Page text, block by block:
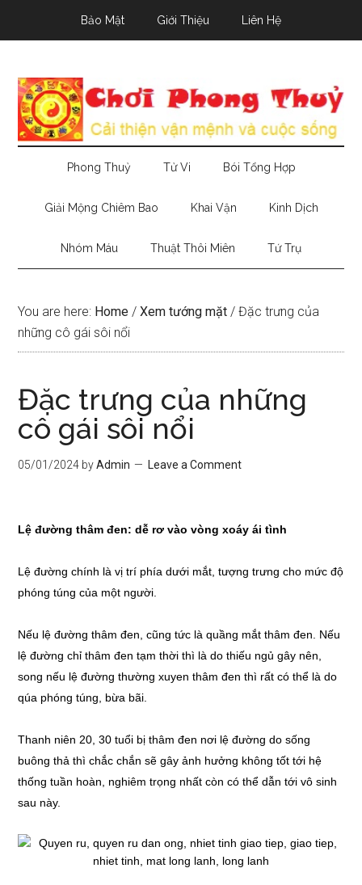
Bảo Mật Giới Thiệu Liên Hệ
Phong Thuỷ Tử Vi Bói Tổng Hợp
Giải Mộng Chiêm Bao Khai Vận Kinh Dịch
Nhóm Máu Thuật Thôi Miên Tứ Trụ
You are here: Home / Xem tướng mặt / Đặc trưng của
những cô gái sôi nổi
Đặc trưng của những
cô gái sôi nổi
05/01/2024 byAdmin Leave a Comment
Lệ đường thâm đen: dễ rơ vào vòng xoáy ái tình
Lệ đường chính là vị trí phía dưới mắt, tượng trưng cho mức độ
phóng túng của một người.
Nếu lệ đường thâm đen, cũng tức là quầng mắt thâm đen. Nếu
lệ đường chỉ thâm đen tạm thời thì là do thiếu ngủ gây nên,
song nếu lệ đường thường xuyen thâm đen thì rất có thể là do
qúa phóng túng, bừa bãi.
Thanh niên 20, 30 tuổi bị thâm đen nơi lệ đường do sống
buông thả thì chắc chắn sẽ gây ảnh hưởng không tốt tới hệ
thống tuần hoàn, nghiêm trọng nhất còn có thể dẫn tới vô sinh
sau này.